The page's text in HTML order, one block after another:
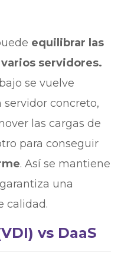
equilibrar las
servidores.
se vuelve
concreto,
las cargas de
para conseguir
. Así se mantiene
una
calidad.
vs DaaS